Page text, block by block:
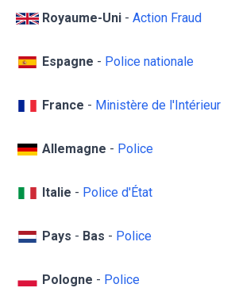
Royaume-Uni - Action Fraud
Espagne - Police nationale
France - Ministère de l'Intérieur
Allemagne - Police
Italie - Police d'État
Pays - Bas - Police
Pologne - Police